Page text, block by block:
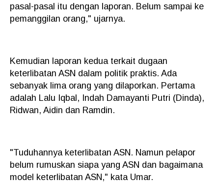
pasal-pasal itu dengan laporan. Belum sampai ke
pemanggilan orang," ujarnya.
Kemudian laporan kedua terkait dugaan
keterlibatan ASN dalam politik praktis. Ada
sebanyak lima orang yang dilaporkan. Pertama
adalah Lalu Iqbal, Indah Damayanti Putri (Dinda),
Ridwan, Aidin dan Ramdin.
"Tuduhannya keterlibatan ASN. Namun pelapor
belum rumuskan siapa yang ASN dan bagaimana
model keterlibatan ASN," kata Umar.